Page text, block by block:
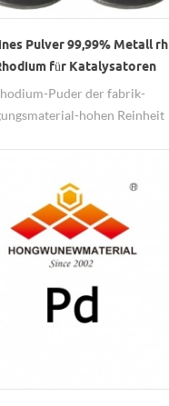
Pulver 99,99% Metall rh
für Katalysatoren
Puder der fabrik-
hohen Reinheit